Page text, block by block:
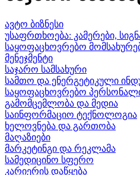
ავტო ბიზნესი
უსაფრთხოება: კამერები,
საყოფაცხოვრებო
მენეჯმენტი
საჯარო სამსახური
სამთო და ენერგეტიკული
საყოფაცხოვრებო
გამომცემლობა და მედია
საინფორმაციო ტექნოლოგია
ხელოვნება და გართობა
მაღაზიები
მარკეტინგი და რეკლამა
სამედიცინო სფერო
კარიერის დაწყება